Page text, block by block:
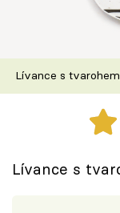
Škola vaření
Recepty z TV
Speciál:
Lívance s
Lívance s